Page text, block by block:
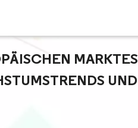
MARKTES
UND